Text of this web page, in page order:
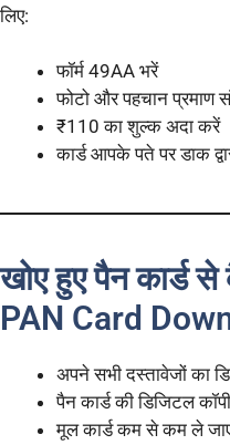
लिए:
फॉर्म 49AA भरें
फोटो और पहचान प्रमाण
₹110 का शुल्क अदा करें
कार्ड आपके पते पर डाक
खोए हुए पैन कार्ड
PAN Card
अपने सभी दस्तावेजों का
पैन कार्ड की डिजिटल
मूल कार्ड कम से कम ले